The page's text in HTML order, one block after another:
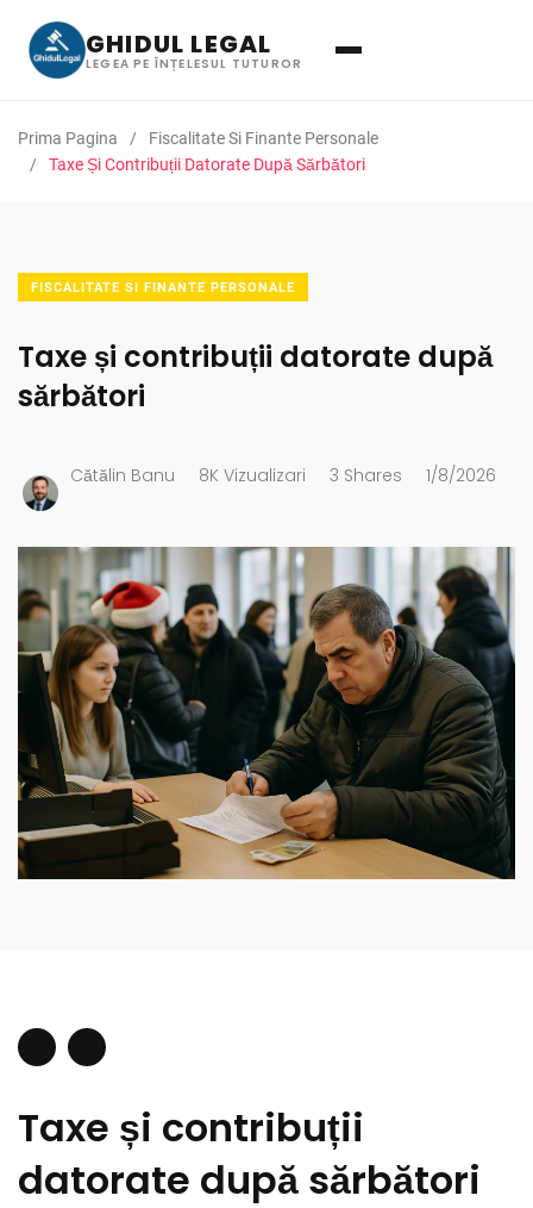
GHIDUL LEGAL
LEGEA PE ÎNȚELESUL TUTUROR
Prima Pagina
Fiscalitate Si Finante Personale
Taxe Și Contribuții Datorate După Sărbători
FISCALITATE SI FINANTE PERSONALE
Taxe și contribuții datorate după
sărbători
Cătălin Banu 8K Vizualizari 3 Shares 1/8/2026
Taxe și contribuții
datorate după sărbători